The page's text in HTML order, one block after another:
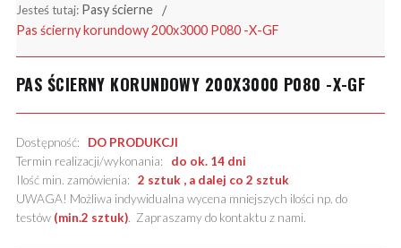
Jesteś tutaj: Pasy ścierne
Pas ścierny korundowy 200x3000 P080 -X-GF
PAS ŚCIERNY KORUNDOWY 200X3000 P080 -X-GF
Dostępność: DO PRODUKCJI
Termin realizacji/wykonania: do ok. 14 dni
Ilość min. zamówienia: 2 sztuk , a dalej co 2 sztuk
UWAGA! Możliwa indywidualna wycena mniejszych ilości np. do
testów (min.2 sztuk). Zapraszamy do kontaktu z nami.